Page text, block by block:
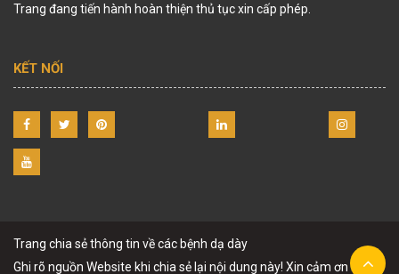
Trang đang tiến hành hoàn thiện thủ tục xin cấp phép.
KẾT NỐI
Trang chia sẻ thông tin về các bệnh dạ dày
Ghi rõ nguồn Website khi chia sẻ lại nội dung này! Xin cảm ơn !